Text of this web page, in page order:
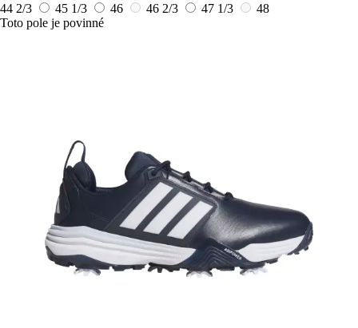
44 2/3
45 1/3 46 46 2/3 47 1/3
48
Toto pole je povinné